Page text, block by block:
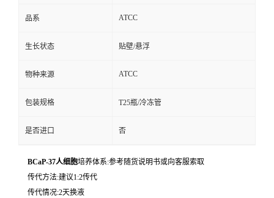
品系 ATCC
生长状态 贴壁/悬浮
物种来源 ATCC
包装规格 T25瓶/冷冻管
是否进口 否
BCaP-37人细胞培养体系:参考随货说明书或向客服索取
传代方法:建议1:2传代
传代情况:2天换液